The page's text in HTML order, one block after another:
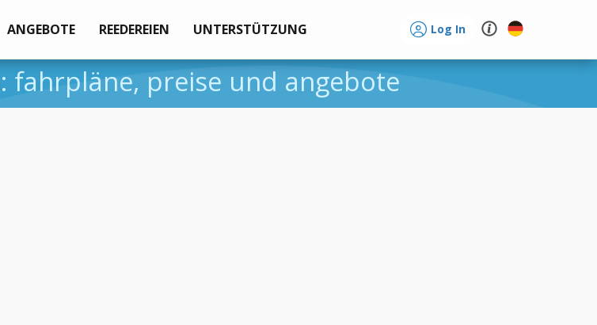
ANGEBOTE REEDEREIEN UNTERSTÜTZUNG Log In
: fahrpläne, preise und angebote